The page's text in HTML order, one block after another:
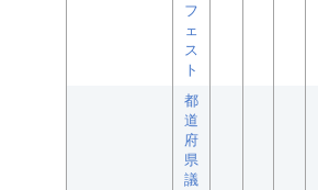
フ
ェ
ス
ト
都
道
府
県
議